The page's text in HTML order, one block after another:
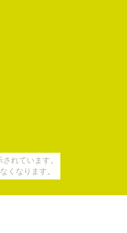
れています。
くなります。